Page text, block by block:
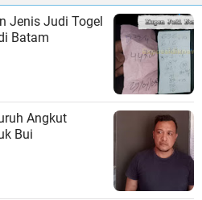
Jenis Judi Togel
Batam
Angkut
Bui